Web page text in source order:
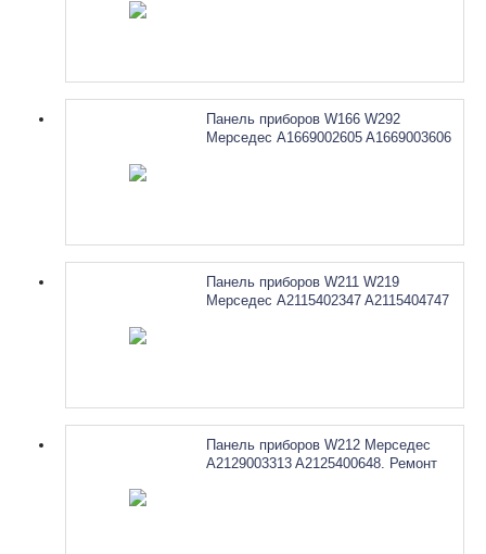
Панель приборов W166 W292
Мерседес A1669002605 A1669003606
Панель приборов W211 W219
Мерседес A2115402347 A2115404747
Панель приборов W212 Мерседес
A2129003313 A2125400648. Ремонт